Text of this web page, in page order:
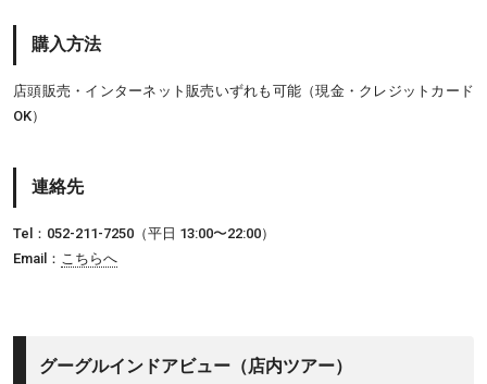
購入方法
店頭販売・インターネット販売いずれも可能（現金・クレジットカード
OK）
連絡先
Tel：052-211-7250（平日 13:00〜22:00）
Email： こちらへ
グーグルインドアビュー（店内ツアー）